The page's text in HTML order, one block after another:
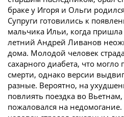
браке у Игоря и Ольги
Супруги готовились к
мальчика Ильи, когда
летний Андрей Ливанов
дома. Молодой человек
сахарного диабета, что
смерти, однако версии
разные. Вероятно, на
повлиять поездка во
пожаловался на